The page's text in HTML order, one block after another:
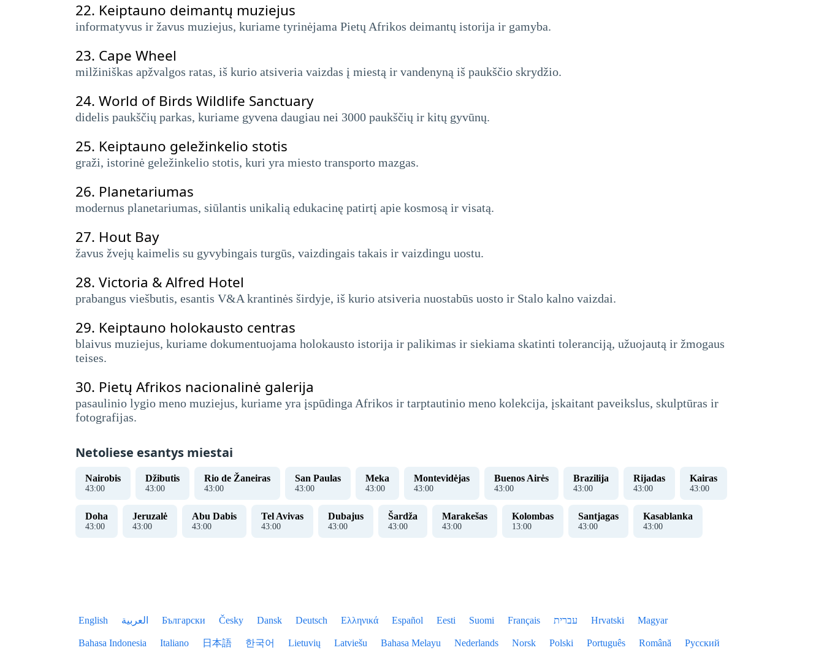
22. Keiptauno deimantų muziejus
informatyvus ir žavus muziejus, kuriame tyrinėjama Pietų Afrikos deimantų istorija ir gamyba.
23. Cape Wheel
milžiniškas apžvalgos ratas, iš kurio atsiveria vaizdas į miestą ir vandenyną iš paukščio skrydžio.
24. World of Birds Wildlife Sanctuary
didelis paukščių parkas, kuriame gyvena daugiau nei 3000 paukščių ir kitų gyvūnų.
25. Keiptauno geležinkelio stotis
graži, istorinė geležinkelio stotis, kuri yra miesto transporto mazgas.
26. Planetariumas
modernus planetariumas, siūlantis unikalią edukacinę patirtį apie kosmosą ir visatą.
27. Hout Bay
žavus žvejų kaimelis su gyvybingais turgūs, vaizdingais takais ir vaizdingu uostu.
28. Victoria & Alfred Hotel
prabangus viešbutis, esantis V&A krantinės širdyje, iš kurio atsiveria nuostabūs uosto ir Stalo kalno vaizdai.
29. Keiptauno holokausto centras
blaivus muziejus, kuriame dokumentuojama holokausto istorija ir palikimas ir siekiama skatinti toleranciją, užuojautą ir žmogaus
teises.
30. Pietų Afrikos nacionalinė galerija
pasaulinio lygio meno muziejus, kuriame yra įspūdinga Afrikos ir tarptautinio meno kolekcija, įskaitant paveikslus, skulptūras ir
fotografijas.
Netoliese esantys miestai
Nairobis
43:00
Džibutis
43:00
Rio de Žaneiras
43:00
San Paulas
43:00
Meka
43:00
Montevidėjas
43:00
Buenos Airės
43:00
Brazilija
43:00
Rijadas
43:00
Kairas
43:00
Doha
43:00
Jeruzalė
43:00
Abu Dabis
43:00
Tel Avivas
43:00
Dubajus
43:00
Šardža
43:00
Marakešas
43:00
Kolombas
13:00
Santjagas
43:00
Kasablanka
43:00
English العربية Български Česky Dansk Deutsch Ελληνικά Español Eesti Suomi Français עברית Hrvatski Magyar
Bahasa Indonesia Italiano 日本語 한국어 Lietuvių Latviešu Bahasa Melayu Nederlands Norsk Polski Português Română Русский